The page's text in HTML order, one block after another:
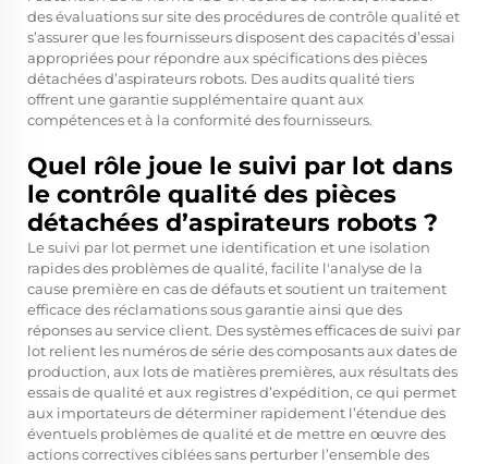
des évaluations sur site des procédures de contrôle qualité et
s’assurer que les fournisseurs disposent des capacités d’essai
appropriées pour répondre aux spécifications des pièces
détachées d’aspirateurs robots. Des audits qualité tiers
offrent une garantie supplémentaire quant aux
compétences et à la conformité des fournisseurs.
Quel rôle joue le suivi par lot dans
le contrôle qualité des pièces
détachées d’aspirateurs robots ?
Le suivi par lot permet une identification et une isolation
rapides des problèmes de qualité, facilite l'analyse de la
cause première en cas de défauts et soutient un traitement
efficace des réclamations sous garantie ainsi que des
réponses au service client. Des systèmes efficaces de suivi par
lot relient les numéros de série des composants aux dates de
production, aux lots de matières premières, aux résultats des
essais de qualité et aux registres d’expédition, ce qui permet
aux importateurs de déterminer rapidement l’étendue des
éventuels problèmes de qualité et de mettre en œuvre des
actions correctives ciblées sans perturber l’ensemble des